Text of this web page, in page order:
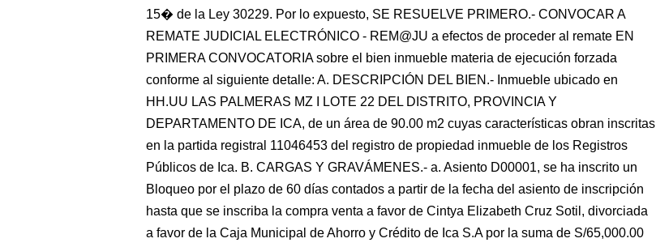
15� de la Ley 30229. Por lo expuesto, SE RESUELVE PRIMERO.- CONVOCAR A
REMATE JUDICIAL ELECTRÓNICO - REM@JU a efectos de proceder al remate EN
PRIMERA CONVOCATORIA sobre el bien inmueble materia de ejecución forzada
conforme al siguiente detalle: A. DESCRIPCIÓN DEL BIEN.- Inmueble ubicado en
HH.UU LAS PALMERAS MZ I LOTE 22 DEL DISTRITO, PROVINCIA Y
DEPARTAMENTO DE ICA, de un área de 90.00 m2 cuyas características obran inscritas
en la partida registral 11046453 del registro de propiedad inmueble de los Registros
Públicos de Ica. B. CARGAS Y GRAVÁMENES.- a. Asiento D00001, se ha inscrito un
Bloqueo por el plazo de 60 días contados a partir de la fecha del asiento de inscripción
hasta que se inscriba la compra venta a favor de Cintya Elizabeth Cruz Sotil, divorciada
a favor de la Caja Municipal de Ahorro y Crédito de Ica S.A por la suma de S/65,000.00